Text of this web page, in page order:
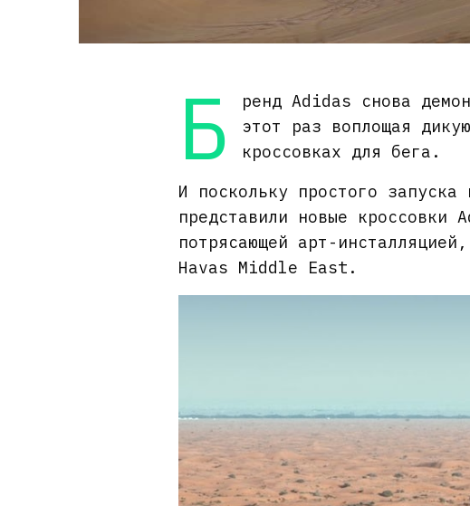
Б
ренд Adidas снова
этот раз воплощая
кроссовках для бега.
И поскольку простого
представили новые
потрясающей арт-
Havas Middle East.